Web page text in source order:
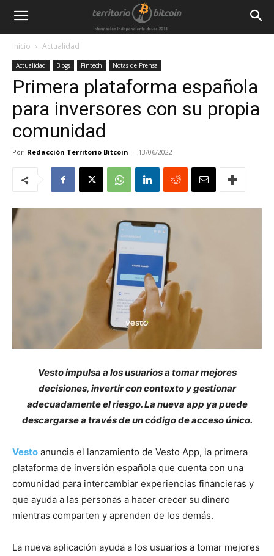
Inicio Actualidad
Actualidad Blogs Fintech Notas de Prensa
Primera plataforma española
para inversores con su propia
comunidad
Por Redacción Territorio Bitcoin - 13/06/2022
Vesto impulsa a los usuarios a tomar mejores
decisiones, invertir con contexto y gestionar
adecuadamente el riesgo. La nueva app ya puede
descargarse a través de un código de acceso único.
Vesto anuncia el lanzamiento de Vesto App, la primera
plataforma de inversión española que cuenta con una
comunidad para intercambiar experiencias financieras y
que ayuda a las personas a hacer crecer su dinero
mientras comparten y aprenden de los demás.
La nueva aplicación ayuda a los usuarios a tomar mejores